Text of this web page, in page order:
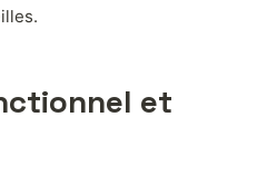
et